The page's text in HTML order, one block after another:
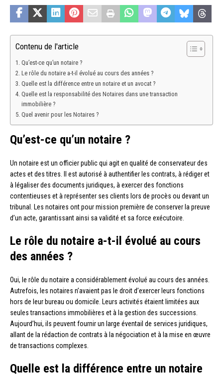
Contenu de l'article
Qu’est-ce qu’un notaire ?
Le rôle du notaire a-t-il évolué au cours des années ?
Quelle est la différence entre un notaire et un avocat ?
Quelle est la responsabilité des Notaires dans une transaction
immobilière ?
Quel avenir pour les Notaires ?
Qu’est-ce qu’un notaire ?
Un notaire est un officier public qui agit en qualité de conservateur des
actes et des titres. Il est autorisé à authentifier les contrats, à rédiger et
à légaliser des documents juridiques, à exercer des fonctions
contentieuses et à représenter ses clients lors de procès ou devant un
tribunal. Les notaires ont pour mission première de conserver la preuve
d’un acte, garantissant ainsi sa validité et sa force exécutoire.
Le rôle du notaire a-t-il évolué au cours
des années ?
Oui, le rôle du notaire a considérablement évolué au cours des années.
Autrefois, les notaires n’avaient pas le droit d’exercer leurs fonctions
hors de leur bureau ou domicile. Leurs activités étaient limitées aux
seules transactions immobilières et à la gestion des successions.
Aujourd’hui, ils peuvent fournir un large éventail de services juridiques,
allant de la rédaction de contrats à la négociation et à la mise en œuvre
de transactions complexes.
Quelle est la différence entre un notaire